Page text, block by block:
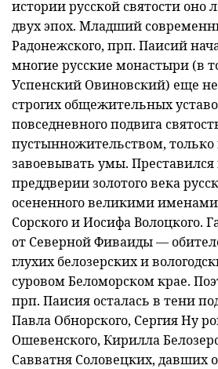
истории русской святости оно
двух эпох. Младший
Радонежского, прп. Паисий
многие русские монастыри (в
Успенский Овиновский) еще
строгих общежительных
повседневного подвига
пустынножительством, только
завоевывать умы.
преддверии золотого века
осененного великими
Сорского и Иосифа Волоцкого.
от Северной Фиваиды —
глухих белозерских и
суровом Беломорском крае.
прп. Паисия осталась в тени
Павла Обнорского, Сергия Ну
Ошевенского, Кирилла
Савватня Соловецких, давших